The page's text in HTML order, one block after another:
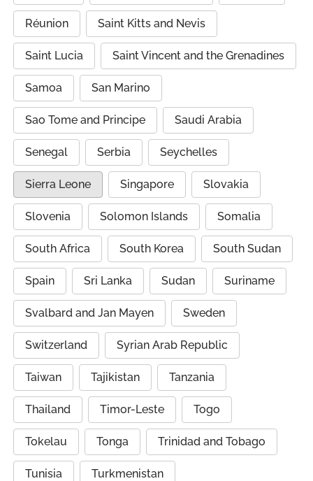
Réunion Saint Kitts and Nevis
Saint Lucia Saint Vincent and the Grenadines
Samoa San Marino
Sao Tome and Principe Saudi Arabia
Senegal Serbia Seychelles
Sierra Leone Singapore Slovakia
Slovenia Solomon Islands Somalia
South Africa South Korea South Sudan
Spain Sri Lanka Sudan Suriname
Svalbard and Jan Mayen Sweden
Switzerland Syrian Arab Republic
Taiwan Tajikistan Tanzania
Thailand Timor-Leste Togo
Tokelau Tonga Trinidad and Tobago
Tunisia Turkmenistan